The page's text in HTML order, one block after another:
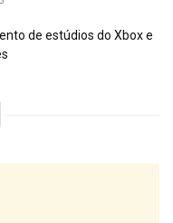
de estúdios do Xbox e